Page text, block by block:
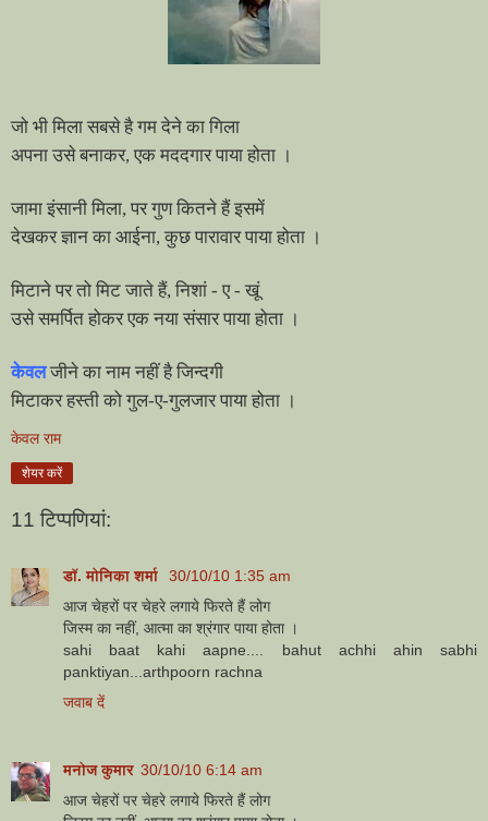
जो भी मिला सबसे है गम देने का गिला
अपना उसे बनाकर, एक मददगार पाया होता ।
जामा इंसानी मिला, पर गुण कितने हैं इसमें
देखकर ज्ञान का आईना, कुछ पारावार पाया होता ।
मिटाने पर तो मिट जाते हैं, निशां - ए - खूं
उसे समर्पित होकर एक नया संसार पाया होता ।
केवल जीने का नाम नहीं है जिन्दगी
मिटाकर हस्ती को गुल-ए-गुलजार पाया होता ।
केवल राम
शेयर करें
11 टिप्‍पणियां:
डॉ. मोनिका शर्मा
30/10/10 1:35 am
आज चेहरों पर चेहरे लगाये फिरते हैं लोग
जिस्म का नहीं, आत्मा का श्रंगार पाया होता ।
sahi baat kahi aapne.... bahut achhi ahin sabhi
panktiyan...arthpoorn rachna
जवाब दें
मनोज कुमार 30/10/10 6:14 am
आज चेहरों पर चेहरे लगाये फिरते हैं लोग